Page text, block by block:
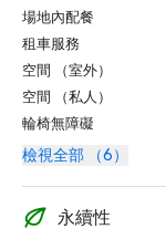
場地內配餐
租車服務
空間 （室外）
空間 （私人）
輪椅無障礙
檢視全部 （6）
永續性